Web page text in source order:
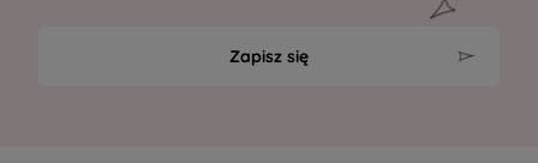
Zapisz się